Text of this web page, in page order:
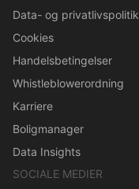
Data- og privatlivspolitik
Cookies
Handelsbetingelser
Whistleblowerordning
Karriere
Boligmanager
Data Insights
SOCIALE MEDIER